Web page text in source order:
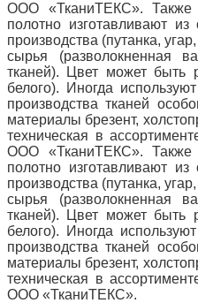
ООО «ТканиТЕКС». Также
полотно изготавливают из
производства (путанка,
сырья (разволокненная
тканей).
Цвет может быть
белого).
Иногда
производства тканей
материалы брезент,
техническая в
ООО «ТканиТЕКС». Также
полотно изготавливают из
производства (путанка,
сырья (разволокненная
тканей).
Цвет может быть
белого).
Иногда
производства тканей
материалы брезент,
техническая в
ООО «ТканиТЕКС».